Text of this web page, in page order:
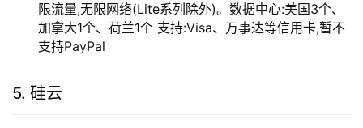
限流量,无限网络(Lite系列除外)。数据中心:美国3个、
加拿大1个、荷兰1个 支持:Visa、万事达等信用卡,暂不
支持PayPal
5. 硅云